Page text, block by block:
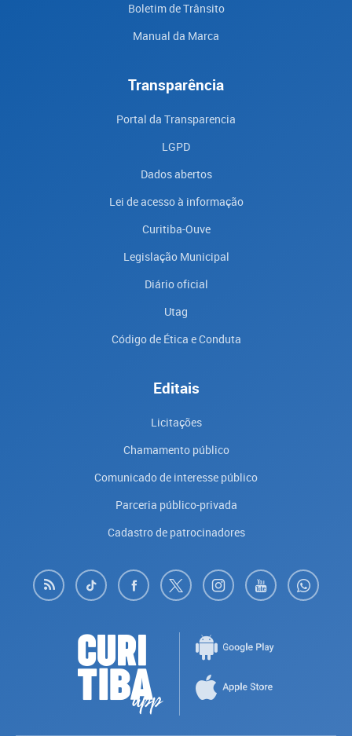
Boletim de Trânsito
Manual da Marca
Transparência
Portal da Transparencia
LGPD
Dados abertos
Lei de acesso à informação
Curitiba-Ouve
Legislação Municipal
Diário oficial
Utag
Código de Ética e Conduta
Editais
Licitações
Chamamento público
Comunicado de interesse público
Parceria público-privada
Cadastro de patrocinadores